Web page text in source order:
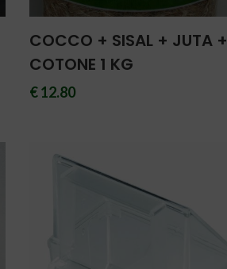
COCCO + SISAL + JUTA +
COTONE 1 KG
€ 12.80